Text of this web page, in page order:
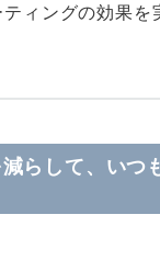
ィングの効果を
らして、いつ